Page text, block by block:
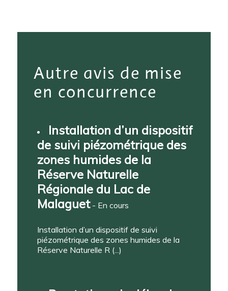
Autre avis de mise
en concurrence
Installation d’un dispositif
de suivi piézométrique des
zones humides de la
Réserve Naturelle
Régionale du Lac de
Malaguet- En cours
Installation d’un dispositif de suivi
piézométrique des zones humides de la
Réserve Naturelle R (...)